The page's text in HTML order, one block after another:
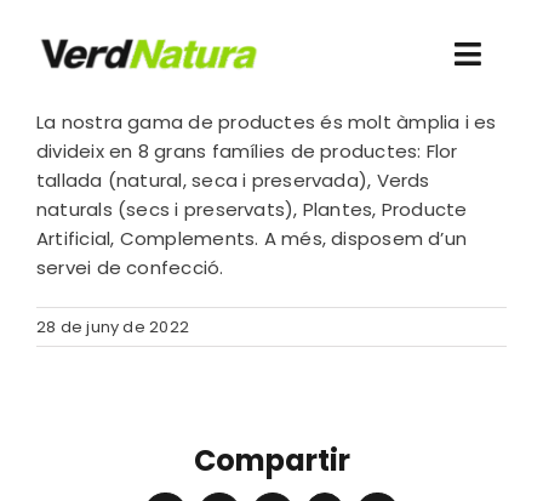
content
Coneix-nos
Vull comprar
Agenda
Nova web
La nostra gama de productes és molt àmplia i es
divideix en 8 grans famílies de productes: Flor
tallada (natural, seca i preservada), Verds
naturals (secs i preservats), Plantes, Producte
Artificial, Complements. A més, disposem d’un
servei de confecció.
28 de juny de 2022
Compartir